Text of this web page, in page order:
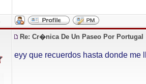
Re: Cr�nica De Un Paseo Por Portugal
eyy que recuerdos hasta donde